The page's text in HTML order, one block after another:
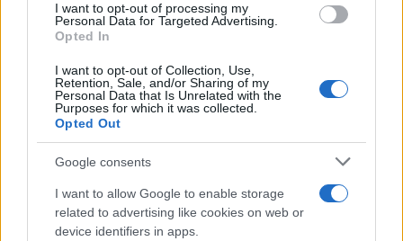
I want to opt-out of processing my
Personal Data for Targeted Advertising.
Opted In
I want to opt-out of Collection, Use,
Retention, Sale, and/or Sharing of my
Personal Data that Is Unrelated with the
Purposes for which it was collected.
Opted Out
Google consents
I want to allow Google to enable storage
related to advertising like cookies on web or
device identifiers in apps.
Quando il gioco di squadra insegna a vivere: calcio, storia e
valore educativo
Francesca Lombardi · 27 Lug 2026
NEWS